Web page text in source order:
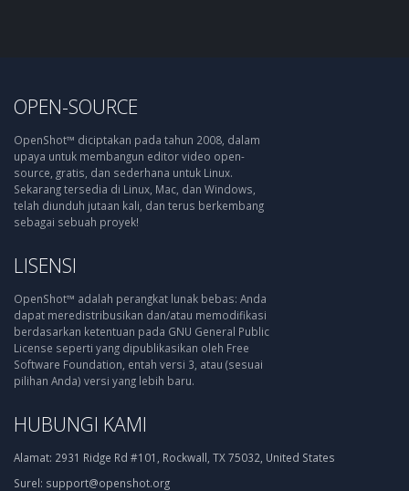
OPEN-SOURCE
OpenShot™ diciptakan pada tahun 2008, dalam
upaya untuk membangun editor video open-
source, gratis, dan sederhana untuk Linux.
Sekarang tersedia di Linux, Mac, dan Windows,
telah diunduh jutaan kali, dan terus berkembang
sebagai sebuah proyek!
LISENSI
OpenShot™ adalah perangkat lunak bebas: Anda
dapat meredistribusikan dan/atau memodifikasi
berdasarkan ketentuan pada GNU General Public
License seperti yang dipublikasikan oleh Free
Software Foundation, entah versi 3, atau (sesuai
pilihan Anda) versi yang lebih baru.
HUBUNGI KAMI
Alamat: 2931 Ridge Rd #101, Rockwall, TX 75032, United States
Surel: support@openshot.org